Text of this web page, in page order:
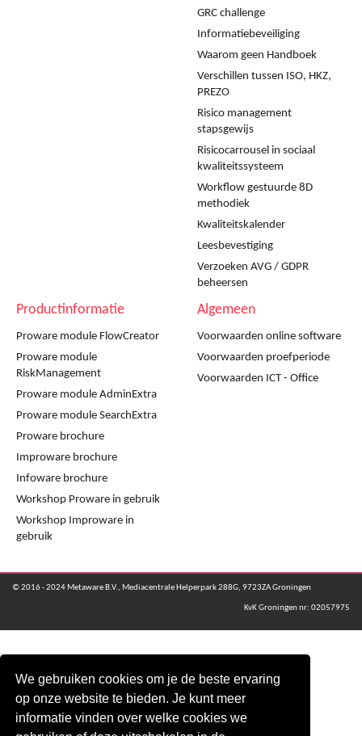
We gebruiken cookies om je de beste ervaring
op onze website te bieden. Je kunt meer
informatie vinden over welke cookies we
GRC challenge
Informatiebeveiliging
Waarom geen Handboek
Verschillen tussen ISO, HKZ,
PREZO
Risico management
stapsgewijs
Risicocarrousel in sociaal
kwaliteitssysteem
Workflow gestuurde 8D
methodiek
Kwaliteitskalender
Leesbevestiging
Verzoeken AVG / GDPR
beheersen
Productinformatie
Proware module FlowCreator
Proware module
RiskManagement
Proware module AdminExtra
Proware module SearchExtra
Proware brochure
Improware brochure
Infoware brochure
Workshop Proware in gebruik
Workshop Improware in
gebruik
Algemeen
Voorwaarden online software
Voorwaarden proefperiode
Voorwaarden ICT - Office
© 2016 - 2024 Metaware B.V., Mediacentrale Helperpark 288G, 9723ZA Groningen
KvK Groningen nr: 02057975